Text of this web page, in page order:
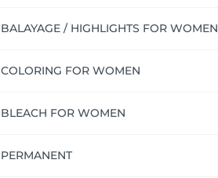
BALAYAGE / HIGHLIGHTS FOR WOMEN
COLORING FOR WOMEN
BLEACH FOR WOMEN
PERMANENT